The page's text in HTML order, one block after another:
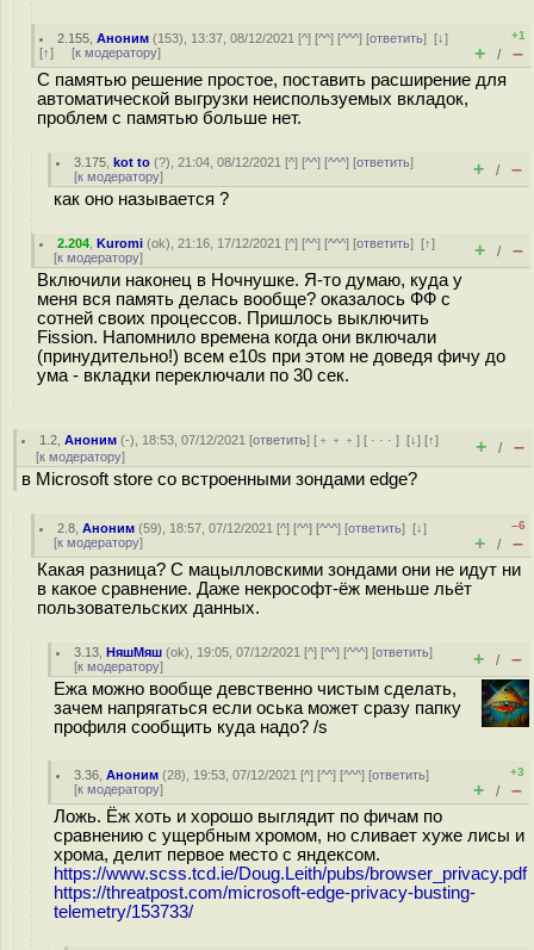
2.155 ,Аноним (153), 13:37, 08/12/2021 [^] [^^] [^^^] [ответить][↓]
[↑] [к модератору]
+1
+ / –
С памятью решение простое, поставить расширение для
автоматической выгрузки неиспользуемых вкладок,
проблем с памятью больше нет.
3.175 ,kot to (?), 21:04, 08/12/2021 [^] [^^] [^^^] [ответить]
[к модератору] + / –
как оно называется ?
2.204 ,Kuromi (ok), 21:16, 17/12/2021 [^] [^^] [^^^] [ответить][↑]
[к модератору] + / –
Включили наконец в Ночнушке. Я-то думаю, куда у
меня вся память делась вообще? оказалось ФФ с
сотней своих процессов. Пришлось выключить
Fission. Напомнило времена когда они включали
(принудительно!) всем e10s при этом не доведя фичу до
ума - вкладки переключали по 30 сек.
1.2 ,Аноним (-), 18:53, 07/12/2021 [ответить] [ ﹢﹢﹢] [ · · ·][↓] [↑]
[к модератору] + / –
в Microsoft store со встроенными зондами edge?
2.8 ,Аноним (59), 18:57, 07/12/2021 [^] [^^] [^^^] [ответить][↓]
[к модератору]
–6
+ / –
Какая разница? С мацылловскими зондами они не идут ни
в какое сравнение. Даже некрософт-ёж меньше льёт
пользовательских данных.
3.13 ,НяшМяш (ok), 19:05, 07/12/2021 [^] [^^] [^^^] [ответить]
[к модератору] + / –
Ежа можно вообще девственно чистым сделать,
зачем напрягаться если оська может сразу папку
профиля сообщить куда надо? /s
3.36 ,Аноним (28), 19:53, 07/12/2021 [^] [^^] [^^^] [ответить]
[к модератору]
+3
+ / –
Ложь. Ёж хоть и хорошо выглядит по фичам по
сравнению с ущербным хромом, но сливает хуже лисы и
хрома, делит первое место с яндексом.
https://www.scss.tcd.ie/Doug.Leith/pubs/browser_privacy.pdf
https://threatpost.com/microsoft-edge-privacy-busting-
telemetry/153733/